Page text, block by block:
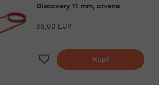
Discovery 11 mm, crvena
35,00 EUR
Dodaj na listu želja
Kupi